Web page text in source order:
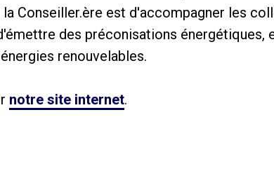
Conseiller.ère est d'accompagner les
des préconisations énergétiques,
renouvelables.
notre site internet.